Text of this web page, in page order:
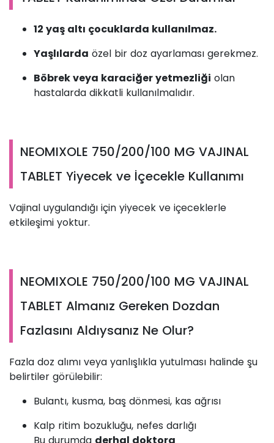
12 yaş altı çocuklarda kullanılmaz.
Yaşlılarda özel bir doz ayarlaması gerekmez.
Böbrek veya karaciğer yetmezliği olan
hastalarda dikkatli kullanılmalıdır.
NEOMIXOLE 750/200/100 MG VAJINAL
TABLET Yiyecek ve İçecekle Kullanımı
Vajinal uygulandığı için yiyecek ve içeceklerle
etkileşimi yoktur.
NEOMIXOLE 750/200/100 MG VAJINAL
TABLET Almanız Gereken Dozdan
Fazlasını Aldıysanız Ne Olur?
Fazla doz alımı veya yanlışlıkla yutulması halinde şu
belirtiler görülebilir:
Bulantı, kusma, baş dönmesi, kas ağrısı
Kalp ritim bozukluğu, nefes darlığı